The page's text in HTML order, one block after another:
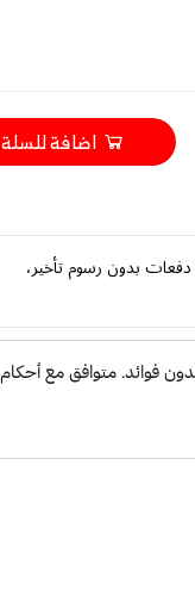
اضافة للسلة
دفعات بدون رسوم تأخير،